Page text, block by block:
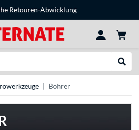
Retouren-Abwicklung
Bohrer